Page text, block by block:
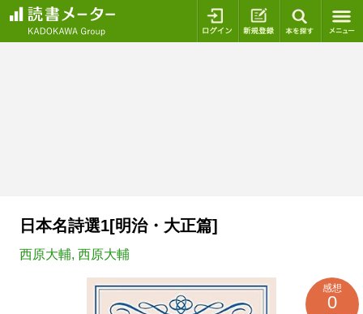
ログイン 新規登録
日本名詩選1[明治・大正篇]
西原大輔, 西原大輔
感想
0